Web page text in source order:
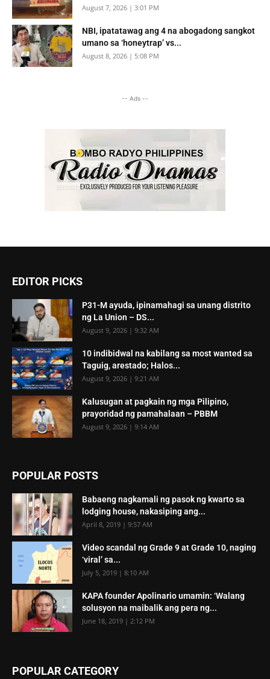
August 7, 2026 | 3:01 PM
NBI, ipatatawag ang 4 na abogadong sangkot
umano sa ‘honeytrap’ vs...
August 8, 2026 | 5:08 PM
-- Ads --
EDITOR PICKS
P31-M ayuda, ipinamahagi sa unang distrito
ng La Union – DS...
August 9, 2026 | 9:32 AM
10 indibidwal na kabilang sa most wanted sa
Taguig, arestado; Halos...
August 9, 2026 | 9:21 AM
Kalusugan at pagkain ng mga Pilipino,
prayoridad ng pamahalaan – PBBM
August 9, 2026 | 9:14 AM
POPULAR POSTS
Babaeng nagkamali ng pasok ng kwarto sa
lodging house, nakasiping ang...
April 8, 2019 | 9:57 AM
Video scandal ng Grade 9 at Grade 10, naging
‘viral’ sa...
July 5, 2019 | 8:10 AM
KAPA founder Apolinario umamin: ‘Walang
solusyon na maibalik ang pera ng...
June 18, 2019 | 2:12 PM
POPULAR CATEGORY